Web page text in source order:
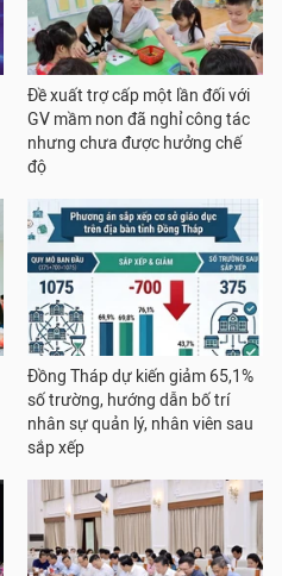
Đề xuất trợ cấp một lần đối với
GV mầm non đã nghỉ công tác
nhưng chưa được hưởng chế
độ
Đồng Tháp dự kiến giảm 65,1%
số trường, hướng dẫn bố trí
nhân sự quản lý, nhân viên sau
sắp xếp